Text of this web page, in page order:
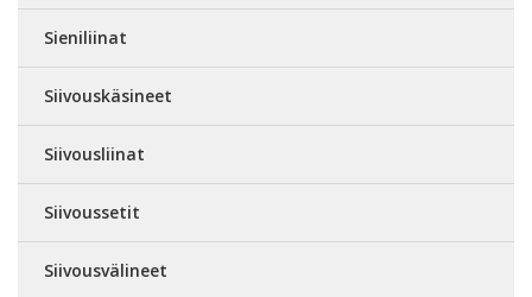
Sieniliinat
Siivouskäsineet
Siivousliinat
Siivoussetit
Siivousvälineet